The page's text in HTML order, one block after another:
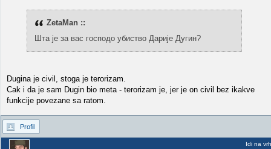
ZetaMan ::
Шта је за вас господо убиство Дарије Дугин?
Dugina je civil, stoga je terorizam.
Cak i da je sam Dugin bio meta - terorizam je, jer je on civil bez ikakve
funkcije povezane sa ratom.
Profil
Idi na vrh